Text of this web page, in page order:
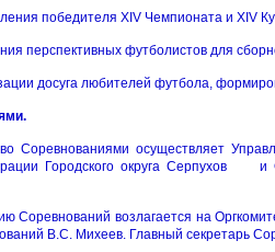
победителя XIV Чемпионата и XIV
перспективных футболистов для
досуга любителей футбола,
осуществляет
Городского округа Серпухов и
Соревнований возлагается на
В.С. Михеев. Главный секретарь